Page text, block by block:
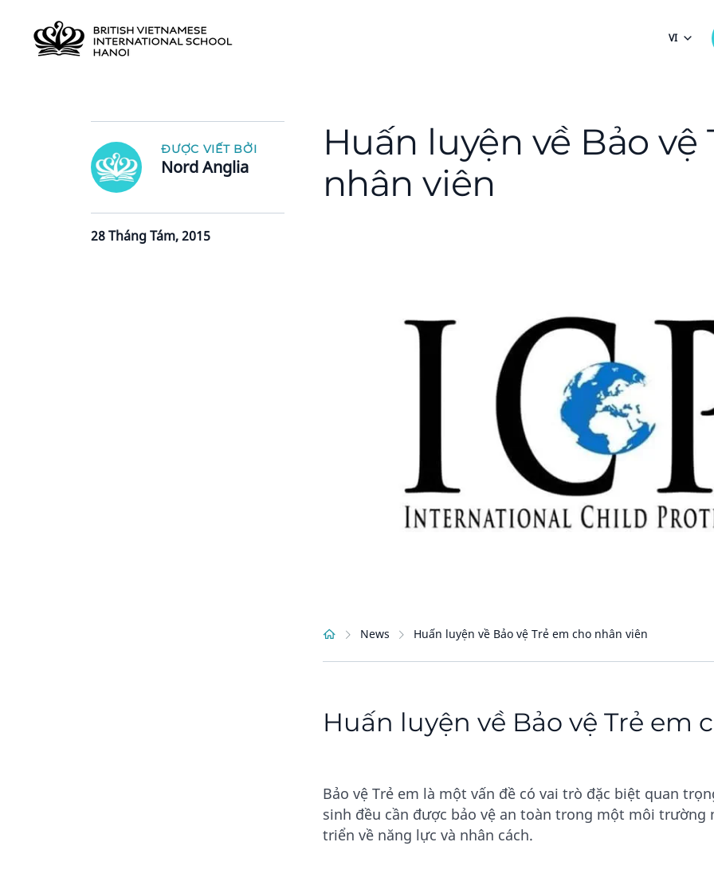
VI
ĐƯỢC VIẾT BỞI
Nord Anglia
28 Tháng Tám, 2015
Huấn luyện về Bảo vệ
nhân viên
News Huấn luyện về Bảo vệ Trẻ em cho nhân viên
Huấn luyện về Bảo vệ Trẻ em
Bảo vệ Trẻ em là một vấn đề có vai trò đặc biệt quan
sinh đều cần được bảo vệ an toàn trong một môi trường
triển về năng lực và nhân cách.